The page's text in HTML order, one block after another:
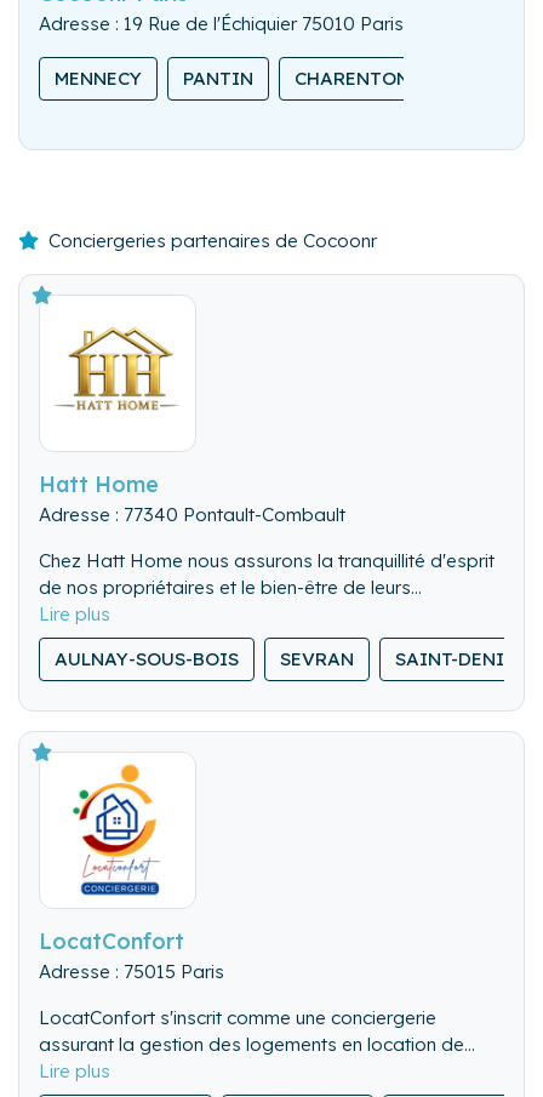
Adresse : 19 Rue de l'Échiquier 75010 Paris
MENNECY PANTIN CHARENTON-LE-PONT
Conciergeries partenaires de Cocoonr
Hatt Home
Adresse : 77340 Pontault-Combault
Chez Hatt Home nous assurons la tranquillité d'esprit
de nos propriétaires et le bien-être de leurs
locataires, en offrant un service sur mesure et de
qualité, pour l'entretien et l'intendance de leur
résidence secondaire.
AULNAY-SOUS-BOIS SEVRAN SAINT-DENIS
LocatConfort
Adresse : 75015 Paris
LocatConfort s'inscrit comme une conciergerie
assurant la gestion des logements en location de
courte durée. Nous vous proposons nos services de
✨ Nos Services de conciergerie ✨